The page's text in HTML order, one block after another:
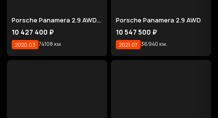
Porsche Panamera 2.9 AWD E-Hybrid
10 427 400 ₽
2020.03 74108 км.
Porsche Panamera 2.9 AWD
10 547 500 ₽
2021.07 36940 км.